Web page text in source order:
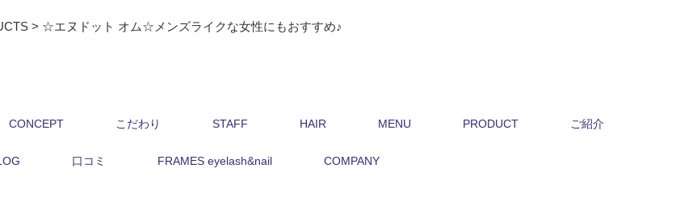
> ☆エヌドット オム☆メンズライクな女性にもおすすめ♪
CONCEPT こだわり STAFF HAIR MENU PRODUCT ご紹介
口コミ FRAMES eyelash&nail COMPANY